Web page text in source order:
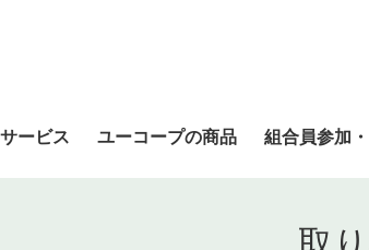
ービス ユーコープの商品 組合員参加